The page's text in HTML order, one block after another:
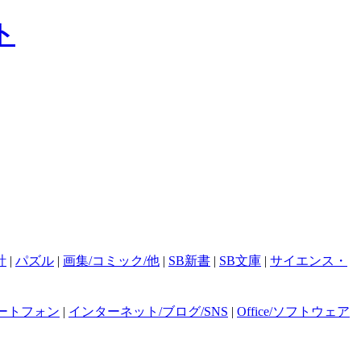
| パズル | 画集/コミック/他 | SB新書 | SB文庫 | サイエンス・
トフォン | インターネット/ブログ/SNS | Office/ソフトウェア